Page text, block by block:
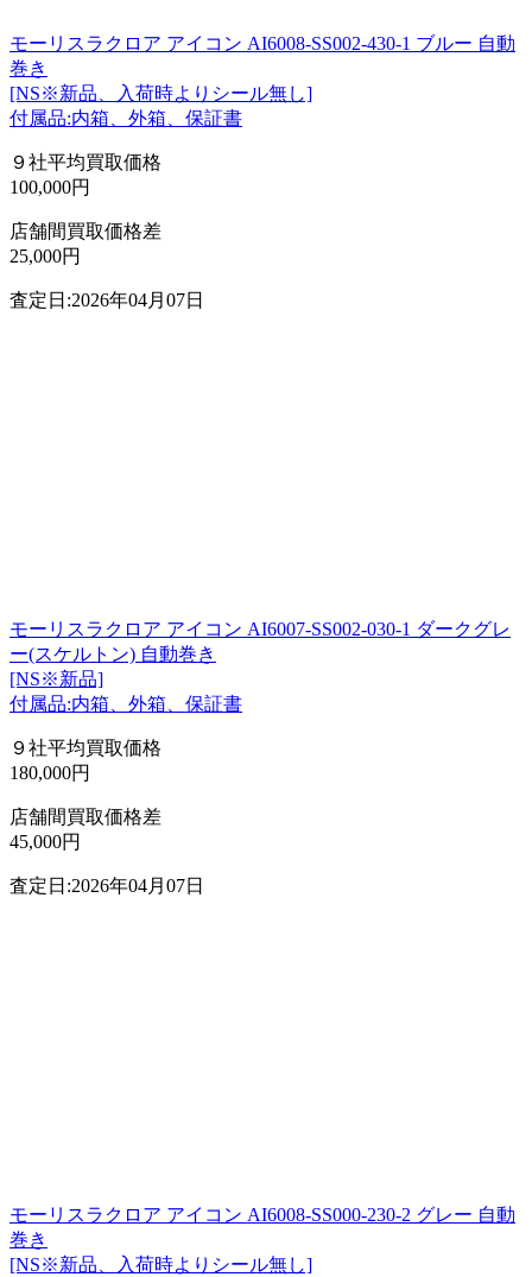
モーリスラクロア アイコン AI6008-SS002-430-1 ブルー 自動
巻き
[NS※新品、入荷時よりシール無し]
付属品:内箱、外箱、保証書
９社平均買取価格
100,000円
店舗間買取価格差
25,000円
査定日:2026年04月07日
モーリスラクロア アイコン AI6007-SS002-030-1 ダークグレ
ー(スケルトン) 自動巻き
[NS※新品]
付属品:内箱、外箱、保証書
９社平均買取価格
180,000円
店舗間買取価格差
45,000円
査定日:2026年04月07日
モーリスラクロア アイコン AI6008-SS000-230-2 グレー 自動
巻き
[NS※新品、入荷時よりシール無し]